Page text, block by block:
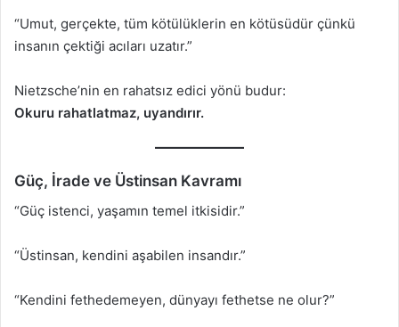
“Umut, gerçekte, tüm kötülüklerin en kötüsüdür çünkü
insanın çektiği acıları uzatır.”
Nietzsche’nin en rahatsız edici yönü budur:
Okuru rahatlatmaz, uyandırır.
Güç, İrade ve Üstinsan Kavramı
“Güç istenci, yaşamın temel itkisidir.”
“Üstinsan, kendini aşabilen insandır.”
“Kendini fethedemeyen, dünyayı fethetse ne olur?”